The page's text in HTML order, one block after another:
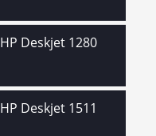
HP Deskjet 1280
HP Deskjet 1511